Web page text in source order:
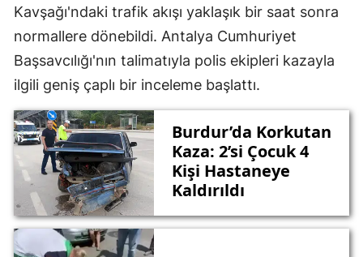
Kavşağı'ndaki trafik akışı yaklaşık bir saat sonra
normallere dönebildi. Antalya Cumhuriyet
Başsavcılığı'nın talimatıyla polis ekipleri kazayla
ilgili geniş çaplı bir inceleme başlattı.
Burdur’da Korkutan
Kaza: 2’si Çocuk 4
Kişi Hastaneye
Kaldırıldı